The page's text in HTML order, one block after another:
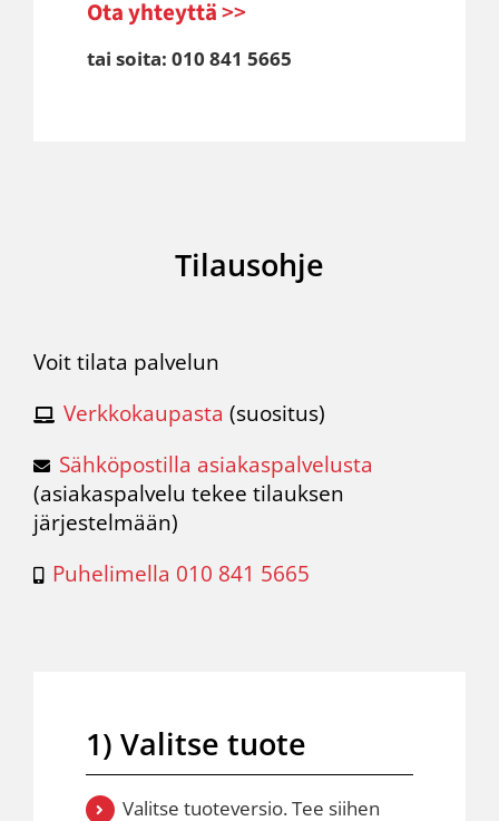
Ota yhteyttä>>
tai soita: 010 841 5665
Tilausohje
Voit tilata palvelun
Verkkokaupasta (suositus)
Sähköpostilla asiakaspalvelusta
(asiakaspalvelu tekee tilauksen
järjestelmään)
Puhelimella 010 841 5665
1) Valitse tuote
Valitse tuoteversio. Tee siihen